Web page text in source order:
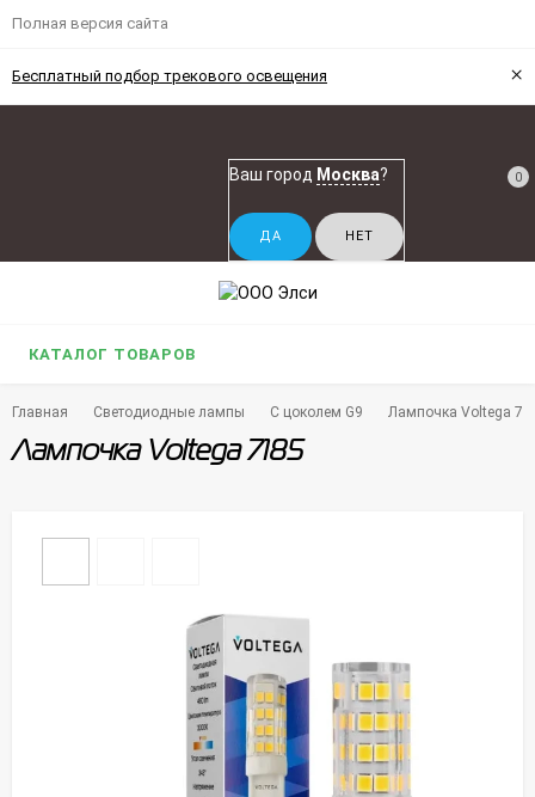
Полная версия сайта
Бесплатный подбор трекового освещения ×
Ваш город Москва? 0
КАТАЛОГ ТОВАРОВ
Главная Светодиодные лампы С цоколем G9 Лампочка Voltega
Лампочка Voltega 7185